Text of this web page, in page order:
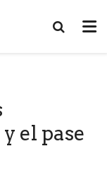
el pase